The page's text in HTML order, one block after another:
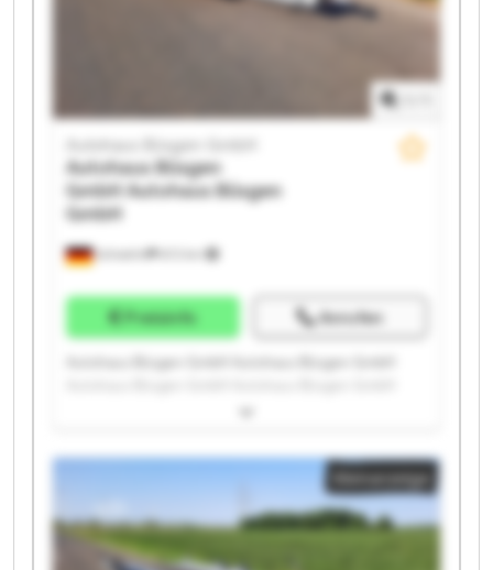
Schwelm
Autohaus Büsgen GmbH
Autohaus Büsgen
GmbHAutohaus Büsgen
GmbH
Preisinfo Anrufen
Autohaus Büsgen GmbH Autohaus Büsgen GmbH
Autohaus Büsgen GmbH Autohaus Büsgen GmbH
Autohaus Büsgen GmbH Autohaus Büsgen GmbH
Autohaus Büsgen GmbH Autohaus Büsgen GmbH
Autohaus Büsgen GmbH Autohaus Büsgen GmbH
Autohaus Büsgen GmbH Autohaus Büsgen GmbH
Autohaus Büsgen GmbH Autohaus Büsgen GmbH
Kleinanzeige